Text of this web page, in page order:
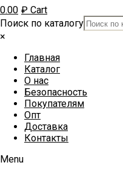
0.00 ₽ Cart
Поиск по каталогу
×
Главная
Каталог
О нас
Безопасность
Покупателям
Опт
Доставка
Контакты
Menu